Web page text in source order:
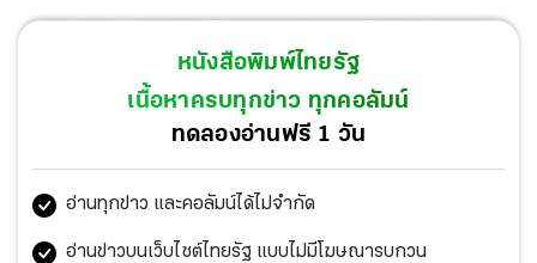
หนังสือพิมพ์ไทยรัฐ
เนื้อหาครบทุกข่าว ทุกคอลัมน์
ทดลองอ่านฟรี 1 วัน
อ่านทุกข่าว และคอลัมน์ได้ไม่จำกัด
อ่านข่าวบนเว็บไซต์ไทยรัฐ แบบไม่มีโฆษณารบกวน